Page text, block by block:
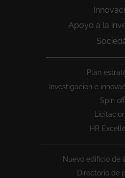
Apoyo a la
Plan
Investigacion e
Spin
HR
Nuevo edificio de
Directorio de